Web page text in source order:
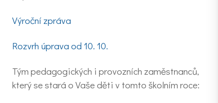
Výroční zpráva
Rozvrh úprava od 10. 10.
Tým pedagogických i provozních zaměstnanců,
který se stará o Vaše děti v tomto školním roce: